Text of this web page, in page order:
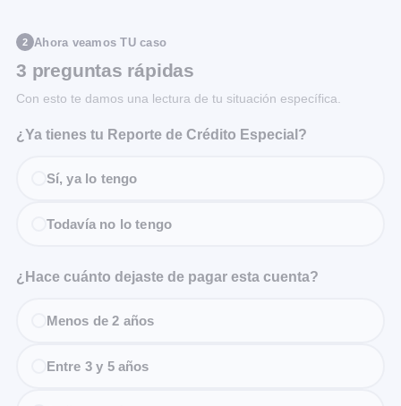
2 Ahora veamos TU caso
3 preguntas rápidas
Con esto te damos una lectura de tu situación específica.
¿Ya tienes tu Reporte de Crédito Especial?
Sí, ya lo tengo
Todavía no lo tengo
¿Hace cuánto dejaste de pagar esta cuenta?
Menos de 2 años
Entre 3 y 5 años